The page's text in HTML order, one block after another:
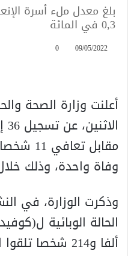
0,3 في المائة
09/05/2022
0
أعلنت وزارة الصحة
مقابل
وفاة واحدة، وذلك خلال الـ24 ساعة
وذكرت الوزارة، في
ألفا و214 شخصا